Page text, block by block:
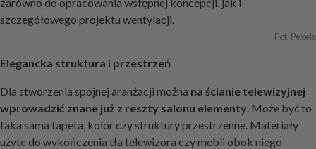
szczegółowego projektu wentylacji.
Fot. Pexels
Elegancka struktura i przestrzeń
Dla stworzenia spójnej aranżacji można na ścianie telewizyjnej
wprowadzić znane już z reszty salonu elementy. Może być to
taka sama tapeta, kolor czy struktury przestrzenne. Materiały
użyte do wykończenia tła telewizora czy mebli obok niego